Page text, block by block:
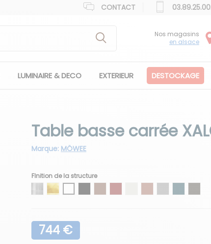
CONTACT
Nos magasins
en alsace
LUMINAIRE & DECO EXTERIEUR DESTOCKAGE
Table basse carrée
Marque: MÖWEE
FInition de la structure
Argenté
Doré
744 €